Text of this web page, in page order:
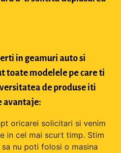
in geamuri auto si
toate modelele pe care ti
de produse iti
avantaje:
oricarei solicitari si venim
in cel mai scurt timp. Stim
nu poti folosi o masina